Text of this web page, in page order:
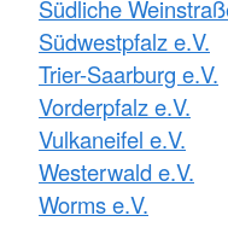
Südliche
Südwestpfalz e.V.
Trier-Saarburg e.V.
Vorderpfalz e.V.
Vulkaneifel e.V.
Westerwald e.V.
Worms e.V.